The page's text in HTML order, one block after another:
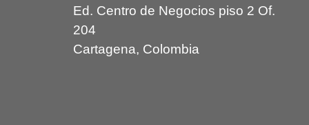
Ed. Centro de Negocios piso 2 Of.
204
Cartagena, Colombia